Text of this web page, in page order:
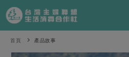
產品分類
首頁 產品故事